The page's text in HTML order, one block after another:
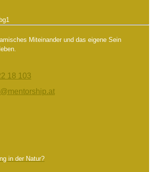
Miteinander und das eigene Sein
18 103
in der Natur?